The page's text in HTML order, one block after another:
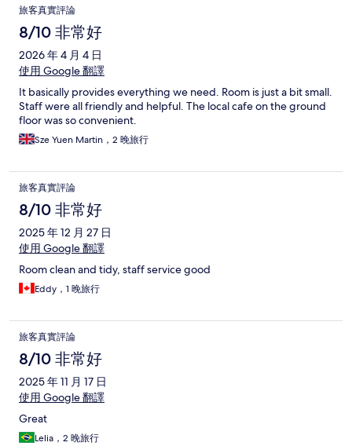
旅客真實評論
8/10 非常好
2026 年 4 月 4 日
使用 Google 翻譯
It basically provides everything we need. Room is just a bit small.
Staff were all friendly and helpful. The local cafe on the ground
floor was so convenient.
Sze Yuen Martin，2 晚旅行
旅客真實評論
8/10 非常好
2025 年 12 月 27 日
使用 Google 翻譯
Room clean and tidy, staff service good
Eddy，1 晚旅行
旅客真實評論
8/10 非常好
2025 年 11 月 17 日
使用 Google 翻譯
Great
Lelia，2 晚旅行